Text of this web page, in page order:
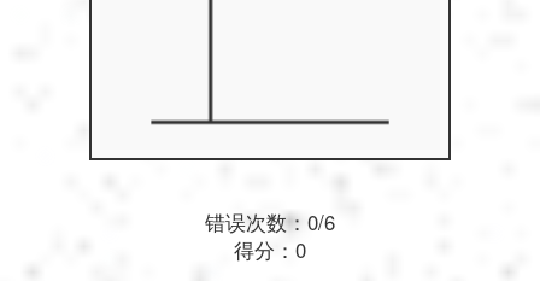
Polski
错误次数： 0/6
得分： 0